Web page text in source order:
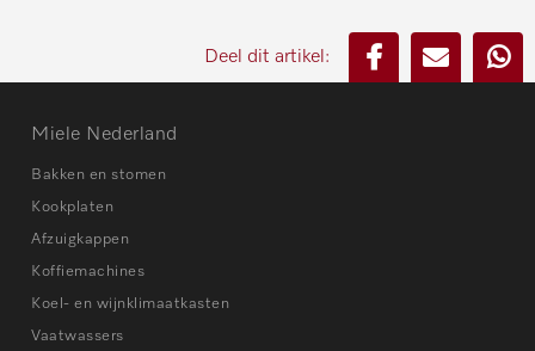
Deel dit artikel:
Miele Nederland
Bakken en stomen
Kookplaten
Afzuigkappen
Koffiemachines
Koel- en wijnklimaatkasten
Vaatwassers